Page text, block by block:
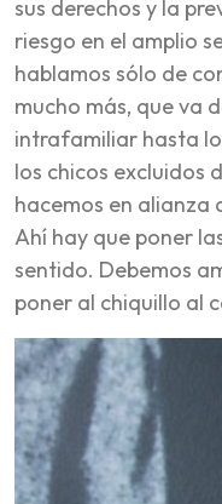
sus derechos y la
riesgo en el amplio
hablamos sólo de
mucho más, que va
intrafamiliar hasta
los chicos excluidos
hacemos en alianza
Ahí hay que poner
sentido. Debemos
poner al chiquillo al